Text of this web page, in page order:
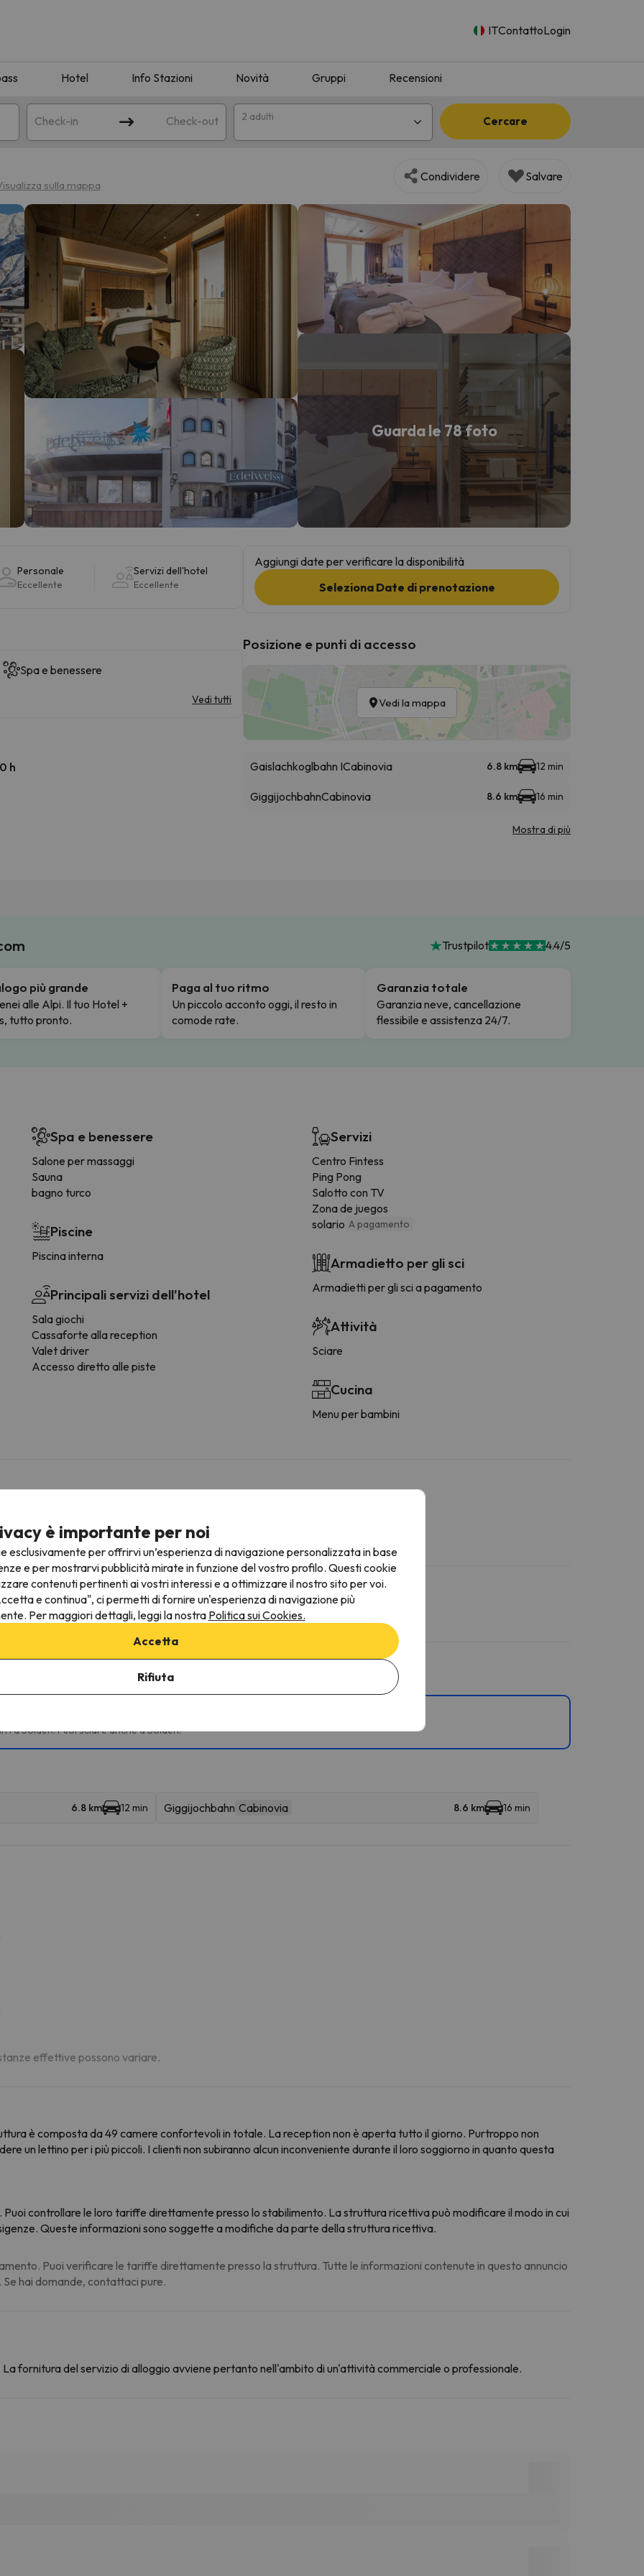
ITContattoLogin
Hotel Info Stazioni Novità Gruppi Recensioni
Check-in Check-out 2 adulti Cercare
alla sua ricerca. Provare a modificare la destinazione.
strada. Non appena troverà la bussola, tornerà.
sulla mappa
Condividere Salvare
Guarda le 78 foto
Personale
Eccellente
Servizi dell'hotel
Eccellente
Spa e benessere
Vedi tutti
h
Aggiungi date per verificare la disponibilità
Seleziona Date di prenotazione
Posizione e punti di accesso
Vedi la mappa
Gaislachkoglbahn ICabinovia 6.8 km 12 min
GiggijochbahnCabinovia 8.6 km 16 min
Mostra di più
Trustpilot 4.4/5
più grande
alle Alpi. Il tuo Hotel +
tutto pronto.
Paga al tuo ritmo
Un piccolo acconto oggi, il resto in
comode rate.
Garanzia totale
Garanzia neve, cancellazione
flessibile e assistenza 24/7.
Spa e benessere
Salone per massaggi
Sauna
bagno turco
Piscine
Piscina interna
Principali servizi dell'hotel
Sala giochi
Cassaforte alla reception
Valet driver
Accesso diretto alle piste
Servizi
Centro Fintess
Ping Pong
Salotto con TV
Zona de juegos
solario A pagamento
Armadietto per gli sci
Armadietti per gli sci a pagamento
Attività
Sciare
Cucina
Menu per bambini
direttamente la struttura ricettiva.
località sciistiche e goderti 272 km di piste.
I a Sölden. Puoi sciare anche a Sölden.
6.8 km 12 min Giggijochbahn Cabinovia 8.6 km 16 min
effettive possono variare.
è composta da 49 camere confortevoli in totale. La reception non è aperta tutto il giorno. Purtroppo non
un lettino per i più piccoli. I clienti non subiranno alcun inconveniente durante il loro soggiorno in quanto questa
controllare le loro tariffe direttamente presso lo stabilimento. La struttura ricettiva può modificare il modo in cui
Queste informazioni sono soggette a modifiche da parte della struttura ricettiva.
Puoi verificare le tariffe direttamente presso la struttura. Tutte le informazioni contenute in questo annuncio
hai domande, contattaci pure.
fornitura del servizio di alloggio avviene pertanto nell'ambito di un'attività commerciale o professionale.
è importante per noi
esclusivamente per offrirvi un’esperienza di navigazione personalizzata in base
e per mostrarvi pubblicità mirate in funzione del vostro profilo. Questi cookie
contenuti pertinenti ai vostri interessi e a ottimizzare il nostro sito per voi.
e continua", ci permetti di fornire un'esperienza di navigazione più
Per maggiori dettagli, leggi la nostraPolitica sui Cookies.
Accetta
Rifiuta